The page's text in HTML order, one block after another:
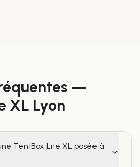
—
XL Lyon
TentBox Lite XL posée à